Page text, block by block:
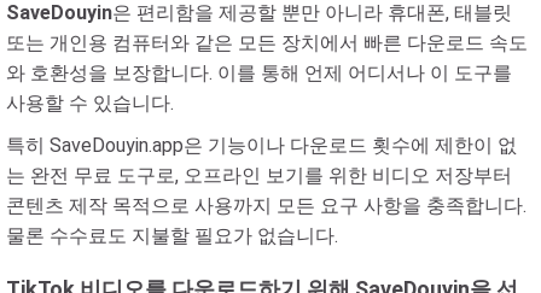
SaveDouyin은 편리함을 제공할 뿐만 아니라 휴대폰, 태블릿
또는 개인용 컴퓨터와 같은 모든 장치에서 빠른 다운로드 속도
와 호환성을 보장합니다. 이를 통해 언제 어디서나 이 도구를
사용할 수 있습니다.
특히 SaveDouyin.app은 기능이나 다운로드 횟수에 제한이 없
는 완전 무료 도구로, 오프라인 보기를 위한 비디오 저장부터
콘텐츠 제작 목적으로 사용까지 모든 요구 사항을 충족합니다.
물론 수수료도 지불할 필요가 없습니다.